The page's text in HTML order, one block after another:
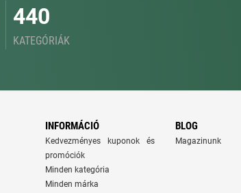
440
KATEGÓRIÁK
INFORMÁCIÓ
Kedvezményes kuponok és
promóciók
Minden kategória
Minden márka
BLOG
Magazinunk